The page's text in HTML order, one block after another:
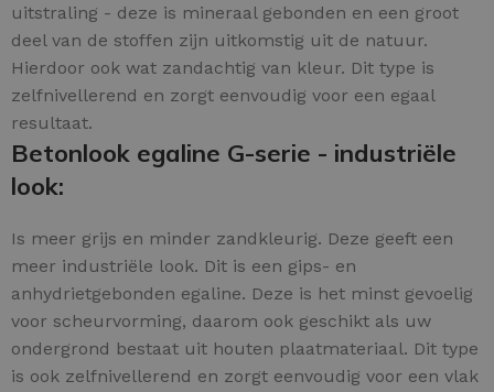
uitstraling - deze is mineraal gebonden en een groot
deel van de stoffen zijn uitkomstig uit de natuur.
Hierdoor ook wat zandachtig van kleur. Dit type is
zelfnivellerend en zorgt eenvoudig voor een egaal
resultaat.
Betonlook egaline G-serie - industriële
look:
Is meer grijs en minder zandkleurig. Deze geeft een
meer industriële look. Dit is een gips- en
anhydrietgebonden egaline. Deze is het minst gevoelig
voor scheurvorming, daarom ook geschikt als uw
ondergrond bestaat uit houten plaatmateriaal. Dit type
is ook zelfnivellerend en zorgt eenvoudig voor een vlak